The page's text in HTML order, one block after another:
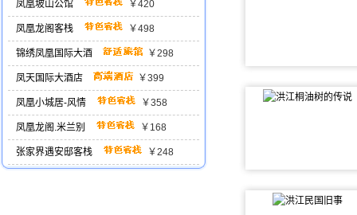
凤凰坡山公馆 ￥420
凤凰龙阁客栈 ￥498
锦绣凤凰国际大酒 ￥298
凤天国际大酒店 ￥399
凤凰小城居-风情 ￥358
凤凰龙阁.米兰别 ￥168
张家界遇安邸客栈 ￥248